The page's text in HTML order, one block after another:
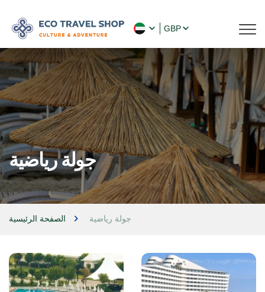
GBP
جولة رياضية
الصفحة الرئيسية جولة رياضية